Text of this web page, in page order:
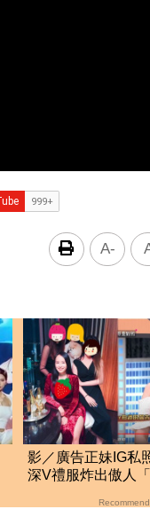
A-
影／廣告正妹IG
深V禮服炸出傲人